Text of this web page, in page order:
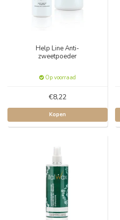
Help Line Anti-
zweetpoeder
Op voorraad
€8,22
Kopen